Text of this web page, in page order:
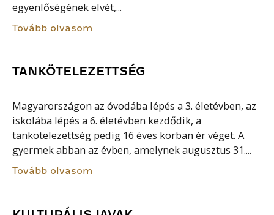
egyenlőségének elvét,...
Tovább olvasom
TANKÖTELEZETTSÉG
Magyarországon az óvodába lépés a 3. életévben, az
iskolába lépés a 6. életévben kezdődik, a
tankötelezettség pedig 16 éves korban ér véget. A
gyermek abban az évben, amelynek augusztus 31....
Tovább olvasom